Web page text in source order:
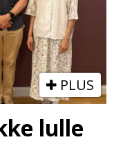
PLUS
lulle